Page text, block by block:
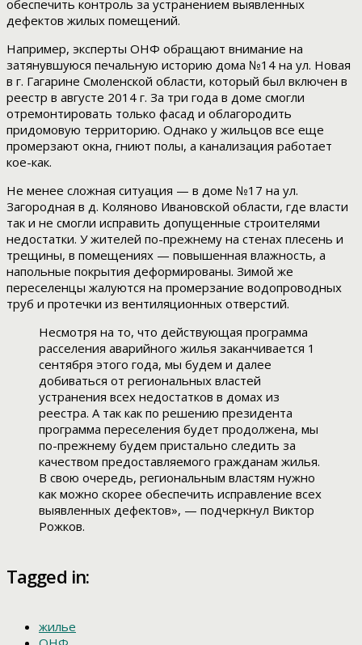
обеспечить контроль за устранением выявленных
дефектов жилых помещений.
Например, эксперты ОНФ обращают внимание на
затянувшуюся печальную историю дома №14 на ул. Новая
в г. Гагарине Смоленской области, который был включен в
реестр в августе 2014 г. За три года в доме смогли
отремонтировать только фасад и облагородить
придомовую территорию. Однако у жильцов все еще
промерзают окна, гниют полы, а канализация работает
кое-как.
Не менее сложная ситуация — в доме №17 на ул.
Загородная в д. Коляново Ивановской области, где власти
так и не смогли исправить допущенные строителями
недостатки. У жителей по-прежнему на стенах плесень и
трещины, в помещениях — повышенная влажность, а
напольные покрытия деформированы. Зимой же
переселенцы жалуются на промерзание водопроводных
труб и протечки из вентиляционных отверстий.
Несмотря на то, что действующая программа
расселения аварийного жилья заканчивается 1
сентября этого года, мы будем и далее
добиваться от региональных властей
устранения всех недостатков в домах из
реестра. А так как по решению президента
программа переселения будет продолжена, мы
по-прежнему будем пристально следить за
качеством предоставляемого гражданам жилья.
В свою очередь, региональным властям нужно
как можно скорее обеспечить исправление всех
выявленных дефектов», — подчеркнул Виктор
Рожков.
Tagged in:
жилье